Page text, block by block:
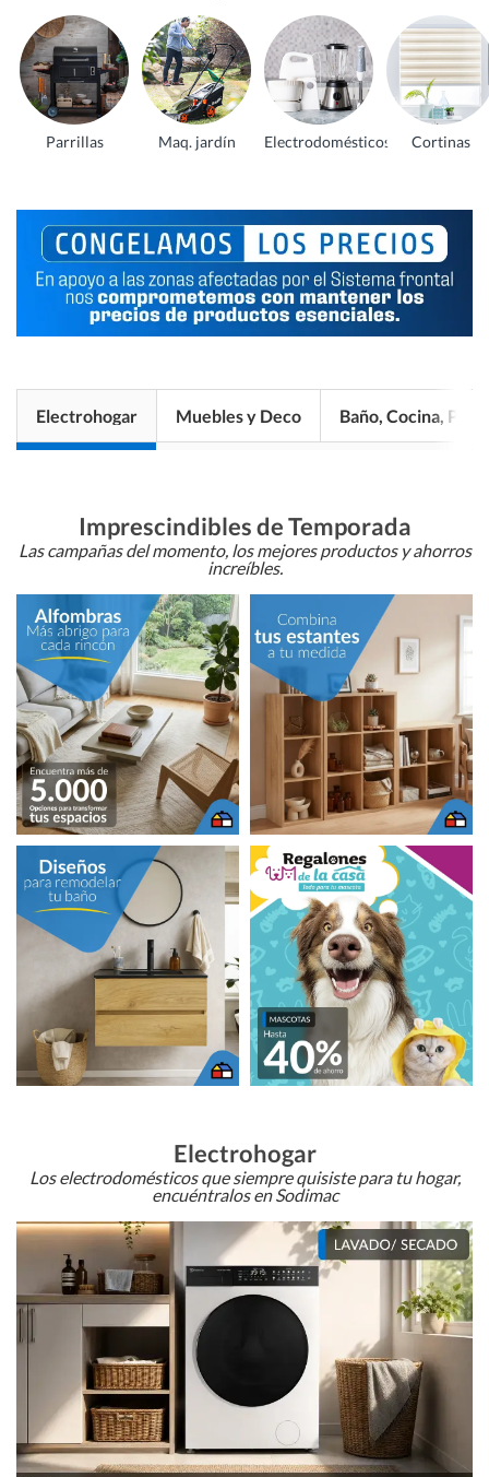
Parrillas Maq. jardín Electrodomésticos Cortinas
Electrohogar Muebles y Deco Baño, Cocina, Pisos
Imprescindibles de Temporada
Las campañas del momento, los mejores productos y ahorros
increíbles.
Electrohogar
Los electrodomésticos que siempre quisiste para tu hogar,
encuéntralos en Sodimac